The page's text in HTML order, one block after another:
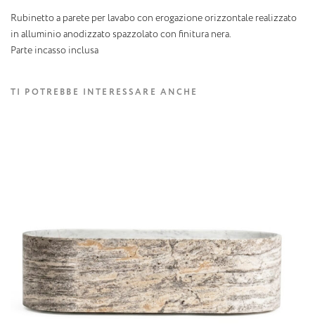
Rubinetto a parete per lavabo con erogazione orizzontale realizzato
in alluminio anodizzato spazzolato con finitura nera.
Parte incasso inclusa
TI POTREBBE INTERESSARE ANCHE